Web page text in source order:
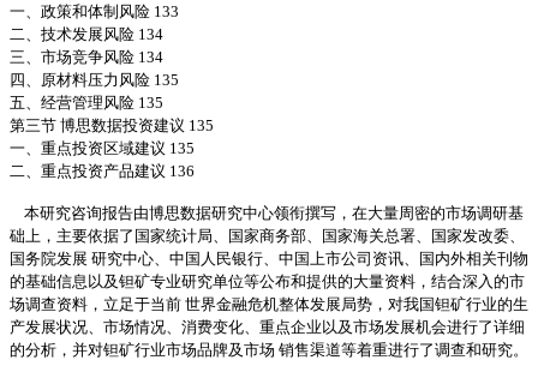
一、政策和体制风险 133
二、技术发展风险 134
三、市场竞争风险 134
四、原材料压力风险 135
五、经营管理风险 135
第三节 博思数据投资建议 135
一、重点投资区域建议 135
二、重点投资产品建议 136
本研究咨询报告由博思数据研究中心领衔撰写，在大量周密的市场调研基
础上，主要依据了国家统计局、国家商务部、国家海关总署、国家发改委、
国务院发展 研究中心、中国人民银行、中国上市公司资讯、国内外相关刊物
的基础信息以及钽矿专业研究单位等公布和提供的大量资料，结合深入的市
场调查资料，立足于当前 世界金融危机整体发展局势，对我国钽矿行业的生
产发展状况、市场情况、消费变化、重点企业以及市场发展机会进行了详细
的分析，并对钽矿行业市场品牌及市场 销售渠道等着重进行了调查和研究。